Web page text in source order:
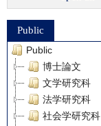
Public
Public
博士論文
文学研究科
法学研究科
社会学研究科